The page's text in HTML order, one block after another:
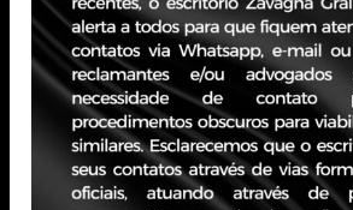
PORTO ALEGRE - RS